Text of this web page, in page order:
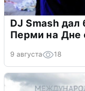
DJ Smash дал
Перми на Дне
9 августа 18